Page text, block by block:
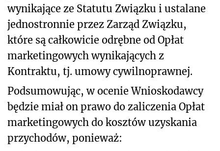
wynikające ze Statutu Związku i ustalane
jednostronnie przez Zarząd Związku,
które są całkowicie odrębne od Opłat
marketingowych wynikających z
Kontraktu, tj. umowy cywilnoprawnej.
Podsumowując, w ocenie Wnioskodawcy
będzie miał on prawo do zaliczenia Opłat
marketingowych do kosztów uzyskania
przychodów, ponieważ: